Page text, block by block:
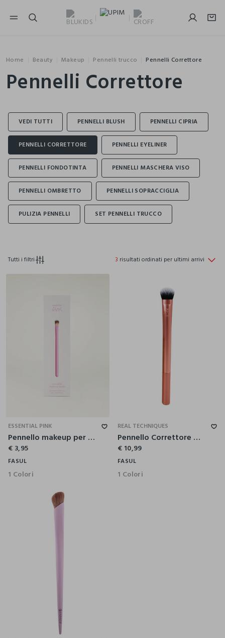
NAVIGATION.ARIA.GOTOMAINCONTENT
Home Beauty Makeup Pennelli trucco Pennelli Correttore
Pennelli Correttore
Tutti i filtri 3 risultati ordinati per ultimi arrivi
ESSENTIAL PINK
Pennello makeup per correttore
€ 3,95
FASUL
1 Colori
REAL TECHNIQUES
Pennello Correttore Occhi
€ 10,99
FASUL
1 Colori